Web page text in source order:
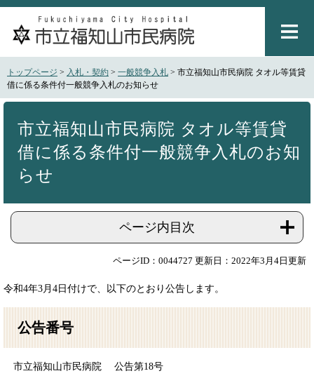
ペ
頭
で
メ
飛
ば
トップページ > 入札・契約 > 一般競争入札 > 市立福知山市民病院 タオル等賃貸
借に係る条件付一般競争入札のお知らせ
市立福知山市民病院 タオル等賃貸
借に係る条件付一般競争入札のお知
らせ
ページ内目次
ページID：0044727 更新日：2022年3月4日更新
令和4年3月4日付けで、以下のとおり公告します。
公告番号
市立福知山市民病院 公告第18号